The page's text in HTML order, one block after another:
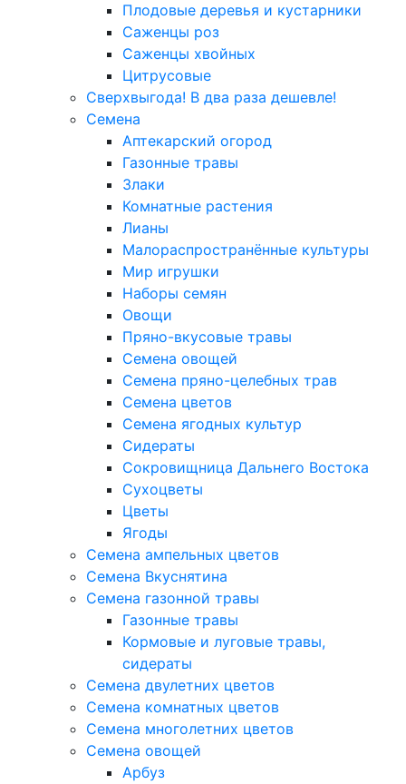
Плодовые деревья и кустарники
Саженцы роз
Саженцы хвойных
Цитрусовые
Сверхвыгода! В два раза дешевле!
Семена
Аптекарский огород
Газонные травы
Злаки
Комнатные растения
Лианы
Малораспространённые культуры
Мир игрушки
Наборы семян
Овощи
Пряно-вкусовые травы
Семена овощей
Семена пряно-целебных трав
Семена цветов
Семена ягодных культур
Сидераты
Сокровищница Дальнего Востока
Сухоцветы
Цветы
Ягоды
Семена ампельных цветов
Семена Вкуснятина
Семена газонной травы
Газонные травы
Кормовые и луговые травы,
сидераты
Семена двулетних цветов
Семена комнатных цветов
Семена многолетних цветов
Семена овощей
Арбуз